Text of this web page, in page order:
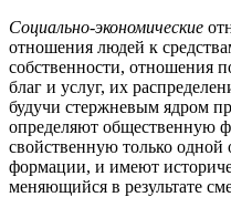
Социально-экономические
отношения людей к
собственности, отношения
благ и услуг, их
будучи стержневым ядром
определяют общественную
свойственную только одной
формации, и имеют
меняющийся в результате